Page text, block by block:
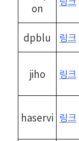
on
dpblu
링크
jiho 링크
haservi 링크